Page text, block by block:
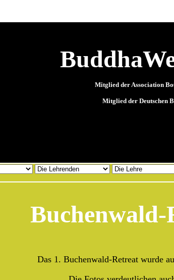
Mitglied der Association
Mitglied der Deutschen
Buchenwald-
Das 1. Buchenwald-Retreat wurde